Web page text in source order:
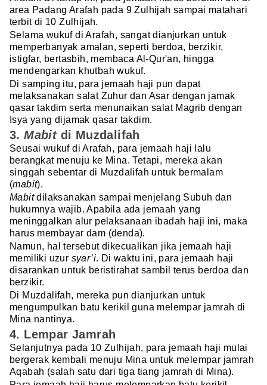
area Padang Arafah pada 9 Zulhijah sampai matahari
terbit di 10 Zulhijah.
Selama wukuf di Arafah, sangat dianjurkan untuk
memperbanyak amalan, seperti berdoa, berzikir,
istigfar, bertasbih, membaca Al-Qur'an, hingga
mendengarkan khutbah wukuf.
Di samping itu, para jemaah haji pun dapat
melaksanakan salat Zuhur dan Asar dengan jamak
qasar takdim serta menunaikan salat Magrib dengan
Isya yang dijamak qasar takdim.
3.Mabitdi Muzdalifah
Seusai wukuf di Arafah, para jemaah haji lalu
berangkat menuju ke Mina. Tetapi, mereka akan
singgah sebentar di Muzdalifah untuk bermalam
(mabit).
Mabitdilaksanakan sampai menjelang Subuh dan
hukumnya wajib. Apabila ada jemaah yang
meninggalkan alur pelaksanaan ibadah haji ini, maka
harus membayar dam (denda).
Namun, hal tersebut dikecualikan jika jemaah haji
memiliki uzur syar’i. Di waktu ini, para jemaah haji
disarankan untuk beristirahat sambil terus berdoa dan
berzikir.
Di Muzdalifah, mereka pun dianjurkan untuk
mengumpulkan batu kerikil guna melempar jamrah di
Mina nantinya.
4. Lempar Jamrah
Selanjutnya pada 10 Zulhijah, para jemaah haji mulai
bergerak kembali menuju Mina untuk melempar jamrah
Aqabah (salah satu dari tiga tiang jamrah di Mina).